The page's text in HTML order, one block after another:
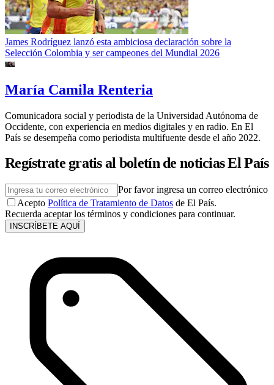
James Rodríguez lanzó esta ambiciosa declaración sobre la
Selección Colombia y ser campeones del Mundial 2026
María Camila Renteria
Comunicadora social y periodista de la Universidad Autónoma de
Occidente, con experiencia en medios digitales y en radio. En El
País se desempeña como periodista multifuente desde el año 2022.
Regístrate gratis al boletín de noticias El País
Por favor ingresa un correo electrónico
Acepto Política de Tratamiento de Datos de El País.
Recuerda aceptar los términos y condiciones para continuar.
INSCRÍBETE AQUÍ